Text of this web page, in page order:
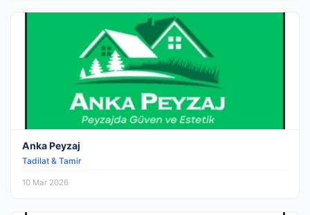
Anka Peyzaj
Tadilat & Tamir
10 Mar 2026